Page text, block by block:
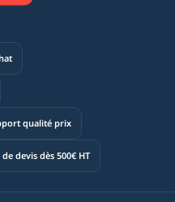
qualité prix
devis dès 500€ HT